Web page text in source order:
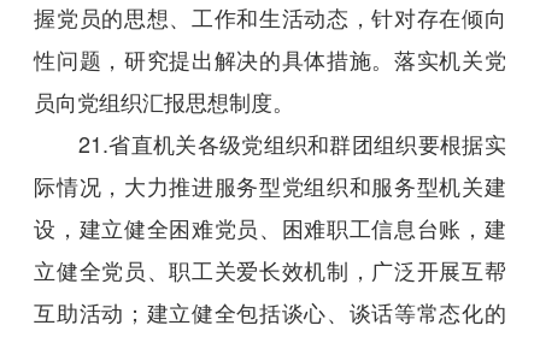
握党员的思想、工作和生活动态，针对存在倾向
性问题，研究提出解决的具体措施。落实机关党
员向党组织汇报思想制度。
21.省直机关各级党组织和群团组织要根据实
际情况，大力推进服务型党组织和服务型机关建
设，建立健全困难党员、困难职工信息台账，建
立健全党员、职工关爱长效机制，广泛开展互帮
互助活动；建立健全包括谈心、谈话等常态化的